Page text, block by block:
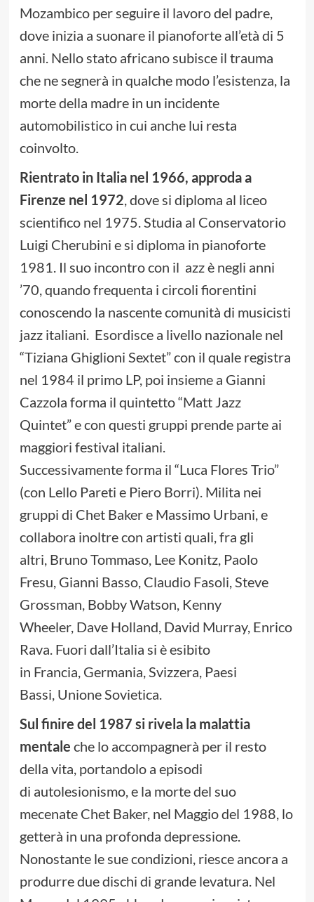
Mozambico per seguire il lavoro del padre,
dove inizia a suonare il pianoforte all’età di 5
anni. Nello stato africano subisce il trauma
che ne segnerà in qualche modo l’esistenza, la
morte della madre in un incidente
automobilistico in cui anche lui resta
coinvolto.
Rientrato in Italia nel 1966, approda a
Firenze nel 1972, dove si diploma al liceo
scientifico nel 1975. Studia al Conservatorio
Luigi Cherubini e si diploma in pianoforte
1981. Il suo incontro con il azz è negli anni
’70, quando frequenta i circoli fiorentini
conoscendo la nascente comunità di musicisti
jazz italiani. Esordisce a livello nazionale nel
“Tiziana Ghiglioni Sextet” con il quale registra
nel 1984 il primo LP, poi insieme a Gianni
Cazzola forma il quintetto “Matt Jazz
Quintet” e con questi gruppi prende parte ai
maggiori festival italiani.
Successivamente forma il “Luca Flores Trio”
(con Lello Pareti e Piero Borri). Milita nei
gruppi di Chet Baker e Massimo Urbani, e
collabora inoltre con artisti quali, fra gli
altri, Bruno Tommaso, Lee Konitz, Paolo
Fresu, Gianni Basso, Claudio Fasoli, Steve
Grossman, Bobby Watson, Kenny
Wheeler, Dave Holland, David Murray, Enrico
Rava. Fuori dall’Italia si è esibito
in Francia, Germania, Svizzera, Paesi
Bassi, Unione Sovietica.
Sul finire del 1987 si rivela la malattia
mentale che lo accompagnerà per il resto
della vita, portandolo a episodi
di autolesionismo, e la morte del suo
mecenate Chet Baker, nel Maggio del 1988, lo
getterà in una profonda depressione.
Nonostante le sue condizioni, riesce ancora a
produrre due dischi di grande levatura. Nel